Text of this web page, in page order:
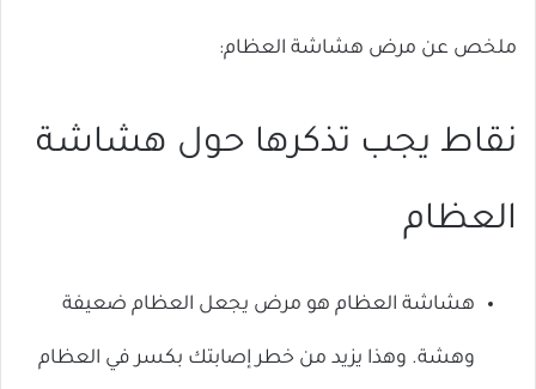
ملخص عن مرض هشاشة العظام:
نقاط يجب تذكرها حول هشاشة
العظام
هشاشة العظام هو مرض يجعل العظام ضعيفة
وهشة. وهذا يزيد من خطر إصابتك بكسر في العظام